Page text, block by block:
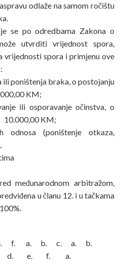
odlaže na samom ročištu
po odredbama Zakona o
utvrditi vrijednost spora,
vrijednosti spora i primjenu ove
ili poništenja braka, o postojanju
KM;
ili osporavanje očinstva, o
KM;
(poništenje otkaza,
predmetima
arbitražom,
u članu 12. i u tačkama
a. b. c. a. b.
d. e. f. a.